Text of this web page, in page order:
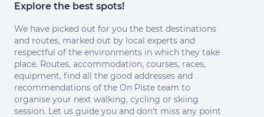
Explore the best spots!
We have picked out for you the best destinations
and routes, marked out by local experts and
respectful of the environments in which they take
place. Routes, accommodation, courses, races,
equipment, find all the good addresses and
recommendations of the On Piste team to
organise your next walking, cycling or skiing
session. Let us guide you and don't miss any point